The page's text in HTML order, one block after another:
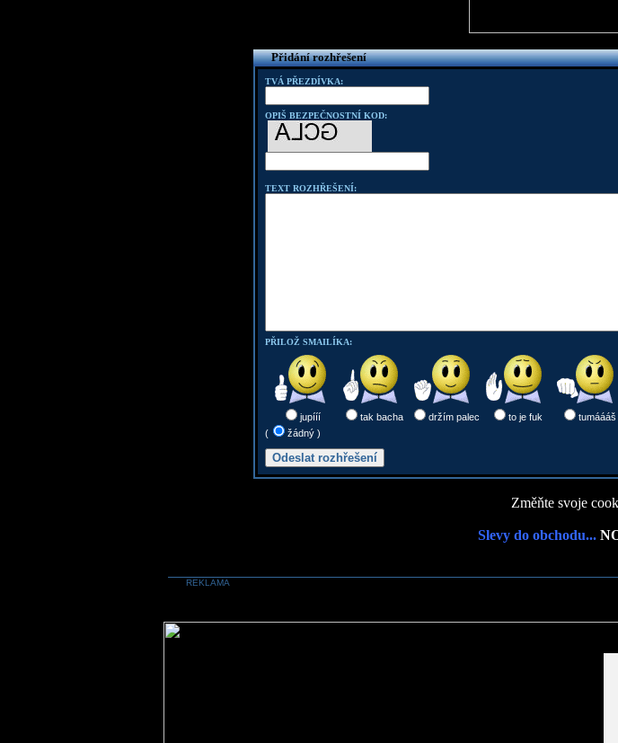
Přidání rozhřešení
TVÁ PŘEZDÍVKA:
OPIŠ BEZPEČNOSTNÍ KOD:
TEXT ROZHŘEŠENÍ:
PŘILOŽ SMAILÍKA:
jupííí tak bacha držím palec to je fuk tumáááš
(
žádný )
Změňte svoje
Slevy do obchodu...
REKLAMA